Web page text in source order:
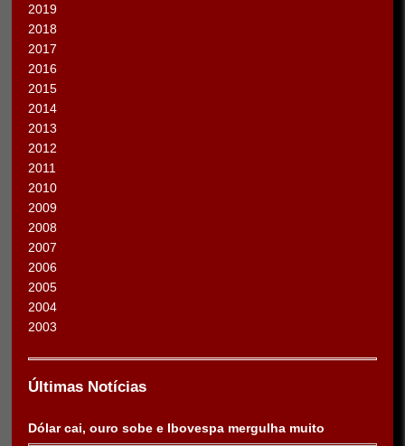
2019
2018
2017
2016
2015
2014
2013
2012
2011
2010
2009
2008
2007
2006
2005
2004
2003
Últimas Notícias
Dólar cai, ouro sobe e Ibovespa mergulha muito